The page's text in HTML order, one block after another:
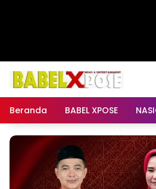
Beranda BABEL XPOSE